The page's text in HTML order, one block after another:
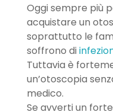
Oggi sempre più
acquistare un
soprattutto le
soffrono di
Tuttavia è
un’otoscopia
medico.
Se avverti un